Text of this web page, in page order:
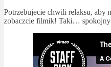
Potrzebujecie chwili relaksu, aby
zobaczcie filmik! Taki…